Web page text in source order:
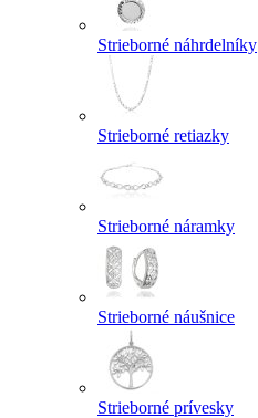
Strieborné náhrdelníky
Strieborné retiazky
Strieborné náramky
Strieborné náušnice
Strieborné prívesky